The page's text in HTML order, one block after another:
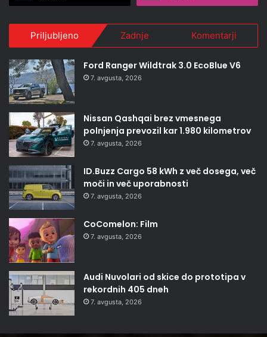
Priljubljeno Zadnje Komentarji
Ford Ranger Wildtrak 3.0 EcoBlue V6
7. avgusta, 2026
Nissan Qashqai brez vmesnega
polnjenja prevozil kar 1.980 kilometrov
7. avgusta, 2026
ID.Buzz Cargo 58 kWh z več dosega, več
moči in več uporabnosti
7. avgusta, 2026
CoComelon: Film
7. avgusta, 2026
Audi Nuvolari od skice do prototipa v
rekordnih 405 dneh
7. avgusta, 2026